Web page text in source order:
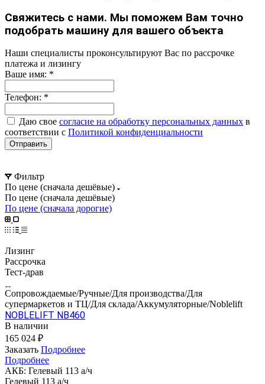
Свяжитесь с нами. Мы поможем Вам точно
подобрать машину для вашего объекта
Наши специалисты проконсультируют Вас по рассрочке
платежа и лизингу
Ваше имя: *
Телефон: *
Даю свое согласие на обработку персональных данных в
соответствии с Политикой конфиденциальности
Отправить
Фильтр
По цене (сначала дешёвые)
По цене (сначала дешёвые)
По цене (сначала дорогие)
Лизинг
Рассрочка
Тест-драв
Сопровождаемые/Ручные/Для производства/Для
супермаркетов и ТЦ/Для склада/Аккумуляторные/Noblelift
NOBLELIFT NB460
В наличии
165 024 ₽
Заказать Подробнее
Подробнее
АКБ: Гелевый 113 а/ч
Гелевый 113 а/ч